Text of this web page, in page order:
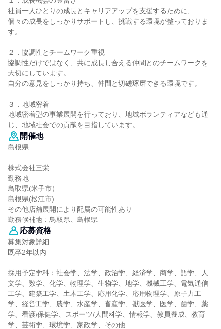
社員一人ひとりの成長とキャリアアップを支援するために、
個々の成長をしっかりサポートし、挑戦する環境が整っておりま
す。
２．協調性とチームワーク重視
協調性だけではなく、共に成長し合える仲間とのチームワークを
大切にしています。
自分の意見をしっかり持ち、仲間と切磋琢磨できる環境です。
３．地域密着
地域密着型の事業展開を行っており、地域ボランティアなども通
じ、地域社会での貢献を目指しています。
開催地
島根県
株式会社三栄
勤務地
鳥取県(米子市）
島根県(松江市)
その他店舗展開により配属の可能性あり
勤務候補地：鳥取県、島根県
応募資格
募集対象詳細
既卒2年以内
採用予定学科：社会学、法学、政治学、経済学、商学、語学、人
文学、数学、化学、物理学、生物学、地学、機械工学、電気通信
工学、建築工学、土木工学、応用化学、応用物理学、原子力工
学、経営工学、農学、水産学、畜産学、獣医学、医学、歯学、薬
学、看護/保健学、スポーツ/人間科学、情報学、教員養成、教育
学、芸術学、環境学、家政学、その他